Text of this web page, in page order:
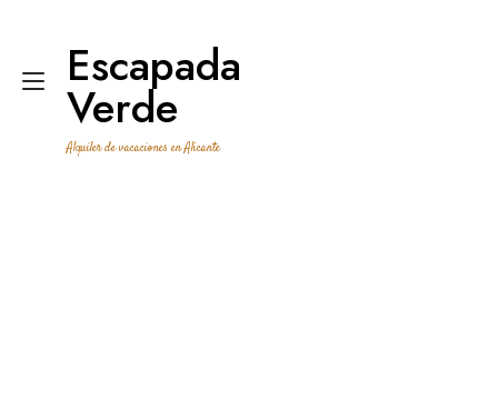
Escapada
Verde
Alquiler de vacaciones en Alicante
Alternar
navegación